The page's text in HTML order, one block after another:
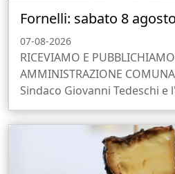
Fornelli: sabato 8
07-08-2026
RICEVIAMO E
AMMINISTRAZIONE
Sindaco Giovanni Tedeschi